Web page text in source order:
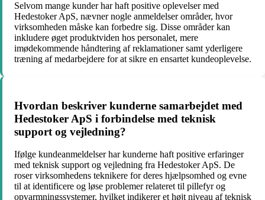
Selvom mange kunder har haft positive oplevelser med
Hedestoker ApS, nævner nogle anmeldelser områder, hvor
virksomheden måske kan forbedre sig. Disse områder kan
inkludere øget produktviden hos personalet, mere
imødekommende håndtering af reklamationer samt yderligere
træning af medarbejdere for at sikre en ensartet kundeoplevelse.
Hvordan beskriver kunderne samarbejdet med
Hedestoker ApS i forbindelse med teknisk
support og vejledning?
Ifølge kundeanmeldelser har kunderne haft positive erfaringer
med teknisk support og vejledning fra Hedestoker ApS. De
roser virksomhedens teknikere for deres hjælpsomhed og evne
til at identificere og løse problemer relateret til pillefyr og
opvarmningssystemer, hvilket indikerer et højt niveau af teknisk